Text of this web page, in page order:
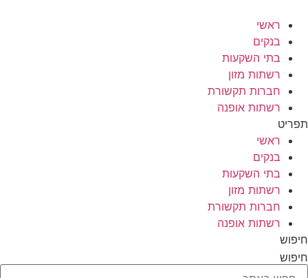
לתוכן
ראשי
בנקים
בתי השקעות
רשתות מזון
חברות תקשורת
רשתות אופנה
תפריט
ראשי
בנקים
בתי השקעות
רשתות מזון
חברות תקשורת
רשתות אופנה
חיפוש
חיפוש